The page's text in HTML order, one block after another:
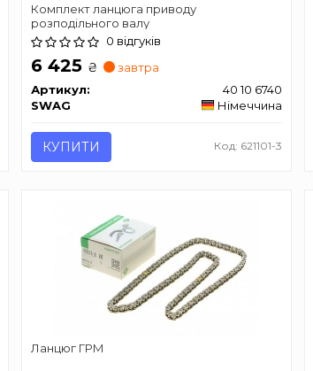
Комплект ланцюга приводу
розподільного валу
0 відгуків
6 425 ₴
завтра
Артикул:
40 10 6740
SWAG
Німеччина
КУПИТИ Код: 621101-3
Ланцюг ГРМ